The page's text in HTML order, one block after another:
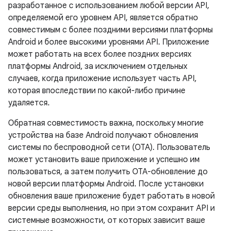
разработанное с использованием любой версии API,
определяемой его уровнем API, является обратно
совместимым с более поздними версиями платформы
Android и более высокими уровнями API. Приложение
может работать на всех более поздних версиях
платформы Android, за исключением отдельных
случаев, когда приложение использует часть API,
которая впоследствии по какой-либо причине
удаляется.
Обратная совместимость важна, поскольку многие
устройства на базе Android получают обновления
системы по беспроводной сети (OTA). Пользователь
может установить ваше приложение и успешно им
пользоваться, а затем получить OTA-обновление до
новой версии платформы Android. После установки
обновления ваше приложение будет работать в новой
версии среды выполнения, но при этом сохранит API и
системные возможности, от которых зависит ваше